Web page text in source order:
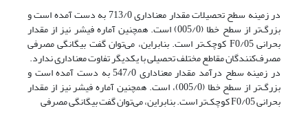
در زمینه سطح تحصیلات مقدار معناداری 713/0 به دست آمده است و
بزرگ‌تر از سطح خطا (005/0) است. همچنین آماره فیشر نیز از مقدار
بحرانی F0/05 کوچک‌تر است. بنابراین، می‌توان گفت بیگانگی مصرفی
مصرف‌کنندگان مقاطع مختلف تحصیلی با یکدیگر تفاوت معناداری ندارد.
در زمینه سطح درآمد مقدار معناداری 547/0 به دست آمده است و
بزرگ‌تر از سطح خطا (005/0)، است. همچنین آماره فیشر نیز از مقدار
بحرانی F0/05 کوچک‌تر است. بنابراین، می‌توان گفت بیگانگی مصرفی